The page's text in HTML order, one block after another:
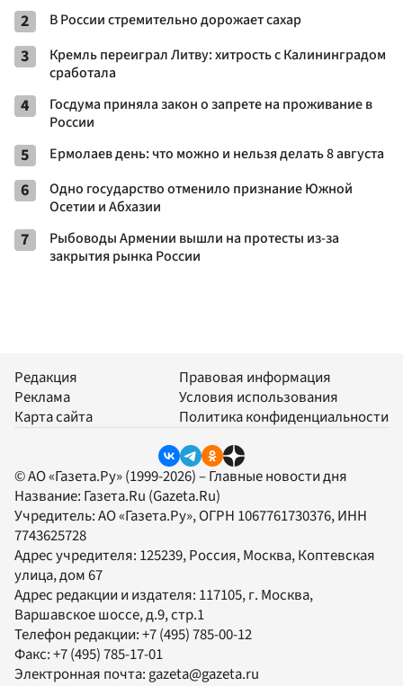
2 В России стремительно дорожает сахар
3
Кремль переиграл Литву: хитрость с Калининградом
сработала
4
Госдума приняла закон о запрете на проживание в
России
5 Ермолаев день: что можно и нельзя делать 8 августа
6
Одно государство отменило признание Южной
Осетии и Абхазии
7
Рыбоводы Армении вышли на протесты из-за
закрытия рынка России
Редакция
Реклама
Карта сайта
Правовая информация
Условия использования
Политика конфиденциальности
© АО «Газета.Ру» (1999-2026) – Главные новости дня
Название: Газета.Ru (Gazeta.Ru)
Учредитель:АО «Газета.Ру», ОГРН 1067761730376, ИНН
7743625728
Адрес учредителя: 125239, Россия, Москва, Коптевская
улица, дом 67
Адрес редакции и издателя: 117105, г. Москва,
Варшавское шоссе, д.9, стр.1
Телефон редакции:+7 (495) 785-00-12
Факс:+7 (495) 785-17-01
Электронная почта:gazeta@gazeta.ru